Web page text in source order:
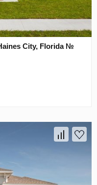
City, Florida №